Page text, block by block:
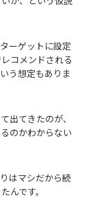
ーゲットに設定
コメンドされる
う想定もありま
出てきたのが、
のかわからない
はマシだから続
んです。